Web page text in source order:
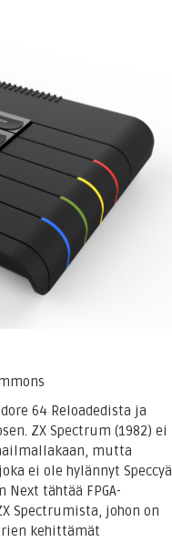
64 Reloadedista ja
ZX Spectrum (1982) ei
mutta
ei ole hylännyt Speccyä
tähtää FPGA-
Spectrumista, johon on
kehittämät